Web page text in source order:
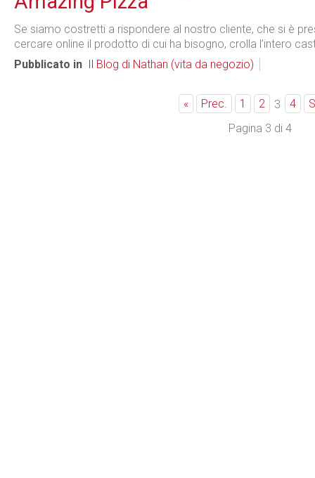
Se siamo costretti a rispondere al nostro cliente, che si è
cercare online il prodotto di cui ha bisogno, crolla l’intero
Pubblicato in
Il Blog di Nathan (vita da negozio)
« Prec. 1 2 3 4
Pagina 3 di 4